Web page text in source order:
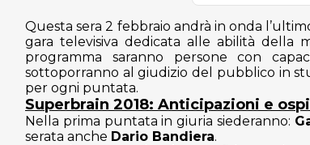
Questa sera 2 febbraio andrà in onda
gara televisiva dedicata alle abilità della
programma saranno persone con
sottoporranno al giudizio del pubblico in
per ogni puntata.
Superbrain 2018: Anticipazioni e
Nella prima puntata in giuria siederanno:
serata anche Dario Bandiera.